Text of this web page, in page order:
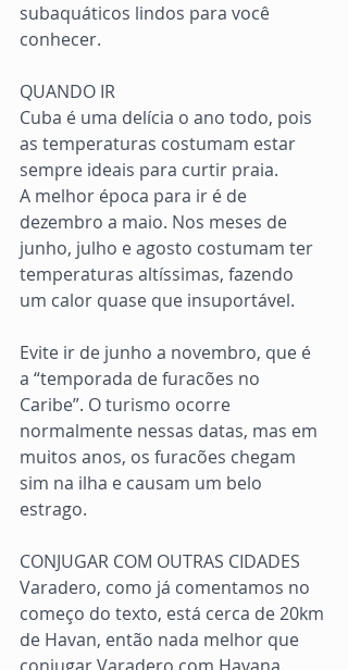
subaquáticos lindos para você
conhecer.
QUANDO IR
Cuba é uma delícia o ano todo, pois
as temperaturas costumam estar
sempre ideais para curtir praia.
A melhor época para ir é de
dezembro a maio. Nos meses de
junho, julho e agosto costumam ter
temperaturas altíssimas, fazendo
um calor quase que insuportável.
Evite ir de junho a novembro, que é
a “temporada de furacões no
Caribe”. O turismo ocorre
normalmente nessas datas, mas em
muitos anos, os furacões chegam
sim na ilha e causam um belo
estrago.
CONJUGAR COM OUTRAS CIDADES
Varadero, como já comentamos no
começo do texto, está cerca de 20km
de Havan, então nada melhor que